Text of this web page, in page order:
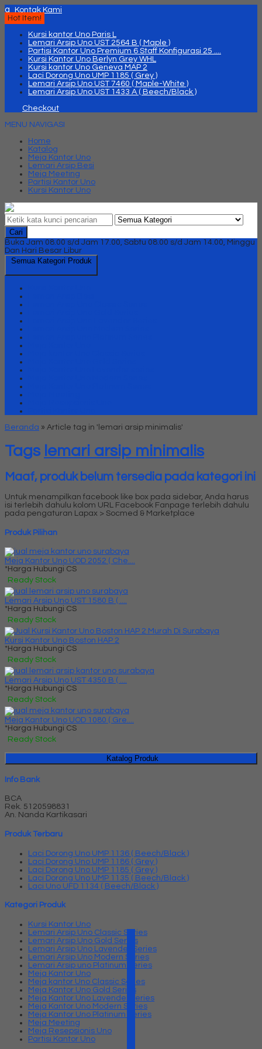
q
Kontak Kami
Hot Item!
Kursi kantor Uno Paris L
Lemari Arsip Uno UST 2564 B ( Maple )
Partisi Kantor Uno Premium 6 Staff Konfigurasi 25 ....
Kursi Kantor Uno Berlyn Grey WHL
Kursi kantor Uno Geneva MAP 2
Laci Dorong Uno UMP 1185 ( Grey )
Lemari Arsip Uno UST 7460 ( Maple-White )
Lemari Arsip Uno UST 1433 A ( Beech/Black )
Checkout
MENU NAVIGASI
Home
Katalog
Meja Kantor Uno
Lemari Arsip Besi
Meja Meeting
Partisi Kantor Uno
Kursi Kantor Uno
Cari
Buka Jam 08.00 s/d Jam 17.00, Sabtu 08.00 s/d Jam 14.00, Minggu
Dan Hari Besar Libur
Semua Kategori Produk
Beranda » Article tag in 'lemari arsip minimalis'
Tags lemari arsip minimalis
Maaf, produk belum tersedia pada kategori ini
Untuk menampilkan facebook like box pada sidebar, Anda harus
isi terlebih dahulu kolom URL Facebook Fanpage terlebih dahulu
pada pengaturan Lapax > Socmed & Marketplace
Produk Pilihan
Meja Kantor Uno UOD 2052 ( Che....
*Harga Hubungi CS
Ready Stock
Lemari Arsip Uno UST 1580 B ( ....
*Harga Hubungi CS
Ready Stock
Kursi Kantor Uno Boston HAP 2
*Harga Hubungi CS
Ready Stock
Lemari Arsip Uno UST 4350 B ( ....
*Harga Hubungi CS
Ready Stock
Meja Kantor Uno UOD 1080 ( Gre....
*Harga Hubungi CS
Ready Stock
Katalog Produk
Info Bank
BCA
Rek. 5120598831
An. Nanda Kartikasari
Produk Terbaru
Laci Dorong Uno UMP 1136 ( Beech/Black )
Laci Dorong Uno UMP 1186 ( Grey )
Laci Dorong Uno UMP 1185 ( Grey )
Laci Dorong Uno UMP 1135 ( Beech/Black )
Laci Uno UFD 1134 ( Beech/Black )
Kategori Produk
Kursi Kantor Uno
Lemari Arsip Uno Classic Series
Lemari Arsip Uno Gold Series
Lemari Arsip Uno Lavender Series
Lemari Arsip Uno Modern Series
Lemari Arsip uno Platinum Series
Meja Kantor Uno
Meja kantor Uno Classic Series
Meja Kantor Uno Gold Series
Meja Kantor Uno Lavender series
Meja Kantor Uno Modern Series
Meja Kantor Uno Platinum Series
Meja Meeting
Meja Resepsionis Uno
Partisi Kantor Uno